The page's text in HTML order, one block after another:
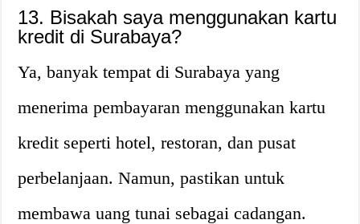
13. Bisakah saya menggunakan kartu
kredit di Surabaya?
Ya, banyak tempat di Surabaya yang
menerima pembayaran menggunakan kartu
kredit seperti hotel, restoran, dan pusat
perbelanjaan. Namun, pastikan untuk
membawa uang tunai sebagai cadangan.